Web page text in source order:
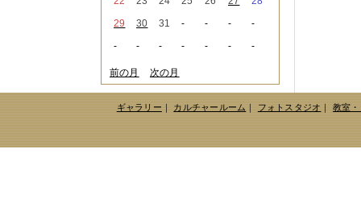
2020年09月（5件）
2020年06月（2件）
2020年04月（4件）
2020年03月（9件）
2020年02月（3件）
2020年01月（5件）
2019年12月（3件）
29
30 31 - - -
-
-
- - - - - -
前の月 次の月
ギャラリー｜ カルチャールーム｜ フォトスタジオ｜ 教室